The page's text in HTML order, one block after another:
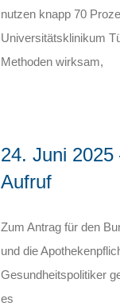
nutzen knapp 70
Universitätsklinikum
Methoden wirksam,
24. Juni
Aufruf
Zum Antrag für den
und die
Gesundheitspolitiker
es